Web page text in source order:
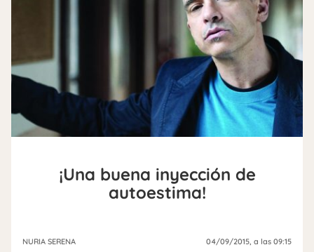
¡Una buena inyección de
autoestima!
NURIA SERENA 04/09/2015 , a las 09:15